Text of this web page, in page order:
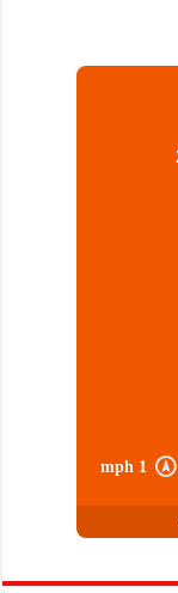
1 mph